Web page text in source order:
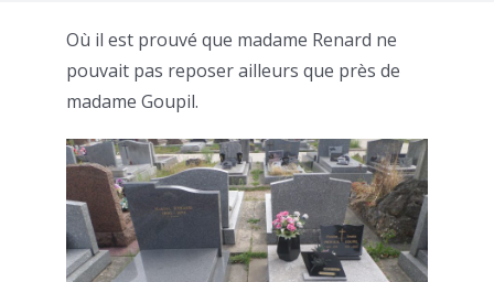
Où il est prouvé que madame Renard ne
pouvait pas reposer ailleurs que près de
madame Goupil.